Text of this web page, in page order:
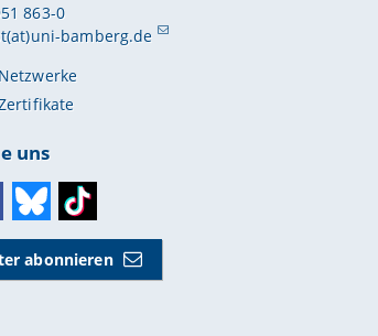
863-0
bamberg.de
uns
BlueskyToktok
abonnieren